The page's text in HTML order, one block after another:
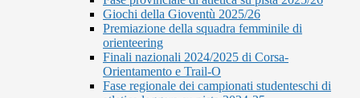
Giochi della Gioventù 2025/26
Premiazione della squadra femminile di
orienteering
Finali nazionali 2024/2025 di Corsa-
Orientamento e Trail-O
Fase regionale dei campionati studenteschi di